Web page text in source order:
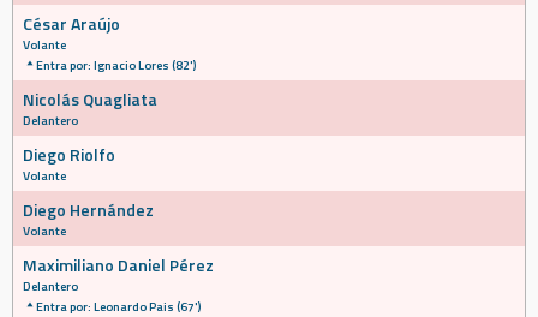
César Araújo
Volante
Entra por: Ignacio Lores (82')
Nicolás Quagliata
Delantero
Diego Riolfo
Volante
Diego Hernández
Volante
Maximiliano Daniel Pérez
Delantero
Entra por: Leonardo Pais (67')